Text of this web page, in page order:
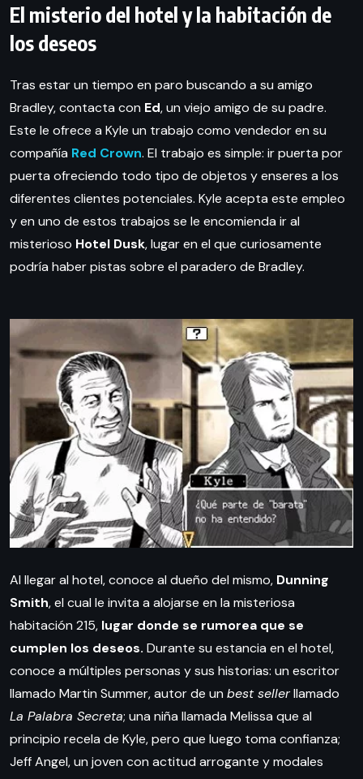
El misterio del hotel y la habitación de
los deseos
Tras estar un tiempo en paro buscando a su amigo
Bradley, contacta con Ed, un viejo amigo de su padre.
Este le ofrece a Kyle un trabajo como vendedor en su
compañía Red Crown. El trabajo es simple: ir puerta por
puerta ofreciendo todo tipo de objetos y enseres a los
diferentes clientes potenciales. Kyle acepta este empleo
y en uno de estos trabajos se le encomienda ir al
misterioso Hotel Dusk, lugar en el que curiosamente
podría haber pistas sobre el paradero de Bradley.
Al llegar al hotel, conoce al dueño del mismo, Dunning
Smith, el cual le invita a alojarse en la misteriosa
habitación 215, lugar donde se rumorea que se
cumplen los deseos. Durante su estancia en el hotel,
conoce a múltiples personas y sus historias: un escritor
llamado Martin Summer, autor de un best sellerllamado
La Palabra Secreta; una niña llamada Melissa que al
principio recela de Kyle, pero que luego toma confianza;
Jeff Angel, un joven con actitud arrogante y modales